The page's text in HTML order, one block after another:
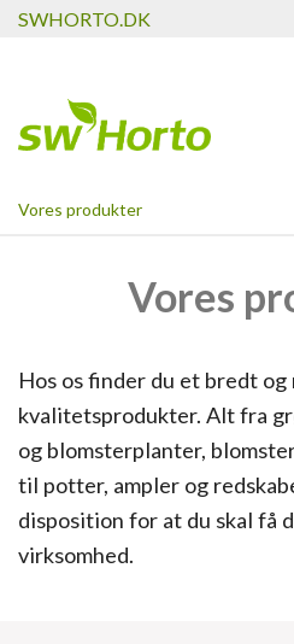
SWHORTO.DK
Vores produkter
Vores
Hos os finder du et bredt
kvalitetsprodukter. Alt fra
og blomsterplanter,
til potter, ampler og
disposition for at du skal få
virksomhed.